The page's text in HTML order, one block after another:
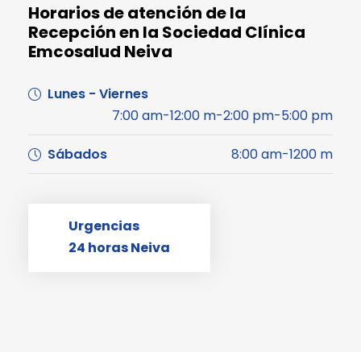
Horarios de atención de la
Recepción en la Sociedad Clínica
Emcosalud Neiva
Lunes - Viernes
7:00 am-12:00 m-2:00 pm-5:00 pm
Sábados 8:00 am-1200 m
Urgencias
24 horas Neiva